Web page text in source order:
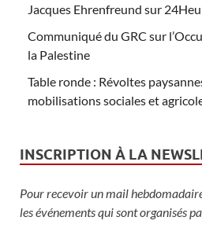
Jacques Ehrenfreund sur
Communiqué du GRC sur
la Palestine
Table ronde : Révoltes
mobilisations sociales et
INSCRIPTION À LA
Pour recevoir un mail
les événements qui sont organisés